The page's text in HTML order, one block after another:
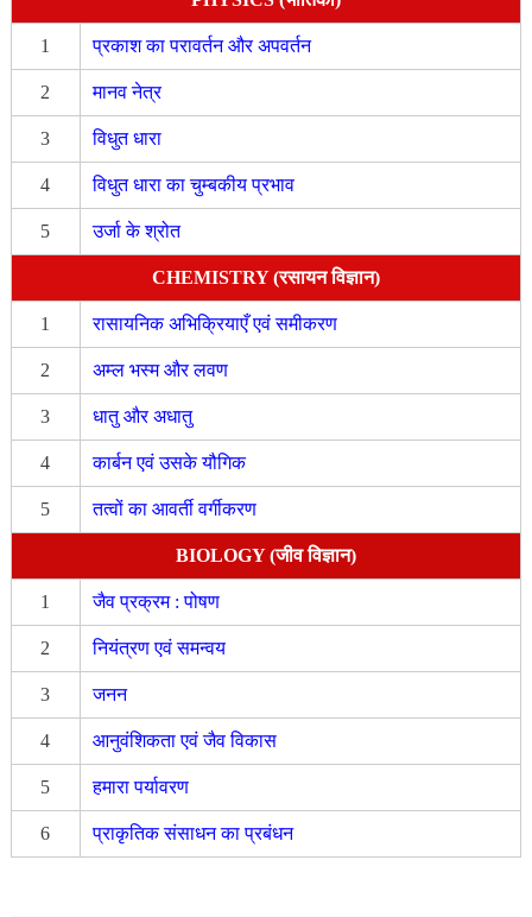
1 प्रकाश का परावर्तन और अपवर्तन
2 मानव नेत्र
3 विधुत धारा
4 विधुत धारा का चुम्बकीय प्रभाव
5 उर्जा के श्रोत
CHEMISTRY (रसायन विज्ञान)
1 रासायनिक अभिक्रियाएँ एवं समीकरण
2 अम्ल भस्म और लवण
3 धातु और अधातु
4 कार्बन एवं उसके यौगिक
5 तत्वों का आवर्ती वर्गीकरण
BIOLOGY (जीव विज्ञान)
1 जैव प्रक्रम : पोषण
2 नियंत्रण एवं समन्वय
3 जनन
4 आनुवंशिकता एवं जैव विकास
5 हमारा पर्यावरण
6 प्राकृतिक संसाधन का प्रबंधन